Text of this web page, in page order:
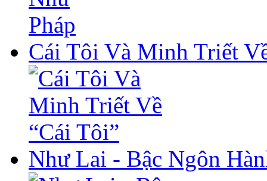
Cái Tôi Và Minh Triết
Như Lai - Bậc Ngôn